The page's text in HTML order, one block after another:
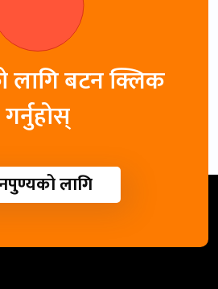
लागि बटन क्लिक
गर्नुहोस्
लागि